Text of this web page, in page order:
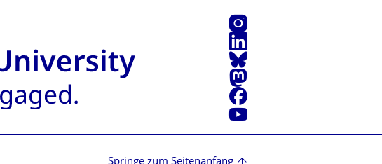
Instagram
LinkedIn
Bluesky
Mastodon
Facebook
Youtube